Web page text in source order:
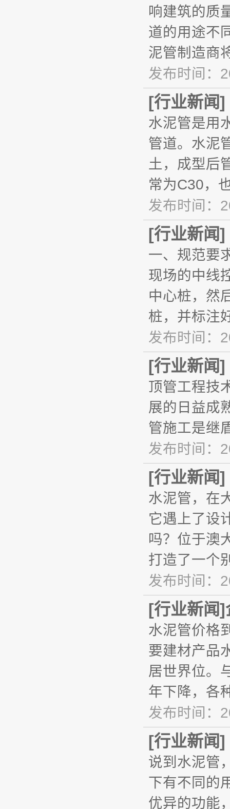
响建筑的质
道的用途不
泥管制造商
发布时间：
[行业新闻]
水泥管是用
管道。水泥
土，成型后
常为C30，
发布时间：
[行业新闻]
一、规范要
现场的中线
中心桩，然
桩，并标
发布时间：
[行业新闻]
顶管工程技
展的日益成
管施工是继
发布时间：
[行业新闻]
水泥管，在
它遇上了设
吗？位于澳
打造了一个
发布时间：
[行业新闻]
水泥管价格
要建材产品
居世界位。
年下降，各
发布时间：
[行业新闻]
说到水泥管
下有不同的
优异的功能